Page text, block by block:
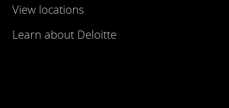
View locations
Learn about Deloitte